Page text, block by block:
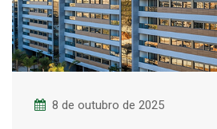
8 de outubro de 2025